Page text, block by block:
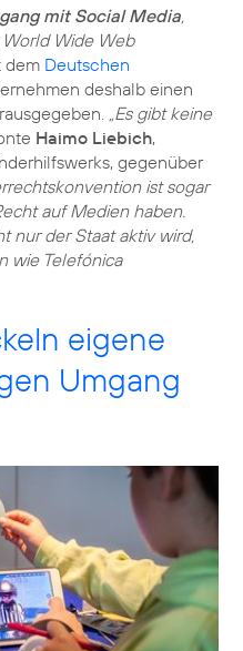
mit Social Media
Wide Web
dem Deutschen
deshalb einen
„Es gibt keine
Haimo Liebich,
gegenüber
ist sogar
auf Medien haben.
nur der Staat aktiv wird,
wie Telefónica
eigene
Umgang